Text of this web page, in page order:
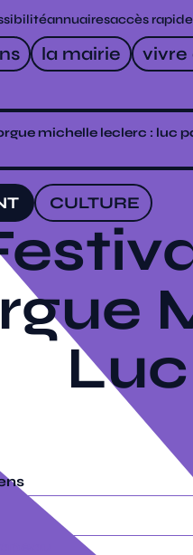
la mairie vivre
annuairesaccès
michelle leclerc : luc
CULTURE